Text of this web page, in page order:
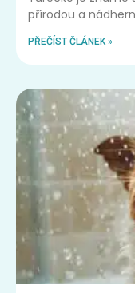
přírodou a
PŘEČÍST ČLÁNEK »